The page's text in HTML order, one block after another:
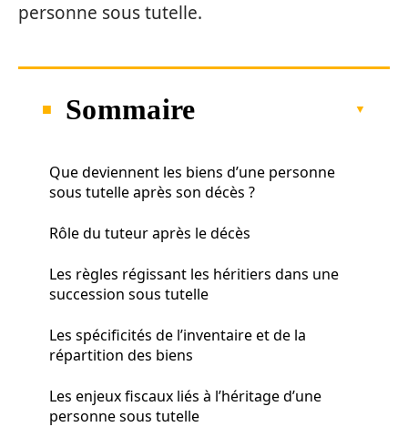
personne sous tutelle.
Sommaire
Que deviennent les biens d’une personne
sous tutelle après son décès ?
Rôle du tuteur après le décès
Les règles régissant les héritiers dans une
succession sous tutelle
Les spécificités de l’inventaire et de la
répartition des biens
Les enjeux fiscaux liés à l’héritage d’une
personne sous tutelle